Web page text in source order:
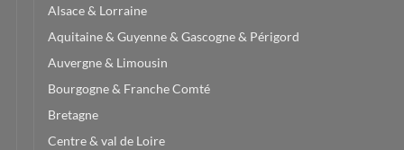
Alsace & Lorraine
Aquitaine & Guyenne & Gascogne & Périgord
Auvergne & Limousin
Bourgogne & Franche Comté
Bretagne
Centre & val de Loire